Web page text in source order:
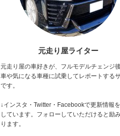
元走り屋ライター
元走り屋の車好きが、フルモデルチェンジ
車や気になる車種に試乗してレポートする
です。
↓インスタ・Twitter・Facebookで更新情報
しています。フォローしていただけると励
ります。